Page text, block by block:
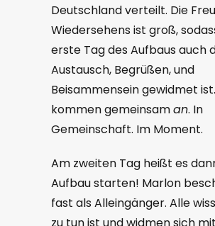
Deutschland verteilt. Die
Wiedersehens ist groß,
erste Tag des Aufbaus auch
Austausch, Begrüßen, und
Beisammensein gewidmet
kommen gemeinsaman. In
Gemeinschaft. Im Moment.
Am zweiten Tag heißt es
Aufbau starten! Marlon
fast als Alleingänger. Alle